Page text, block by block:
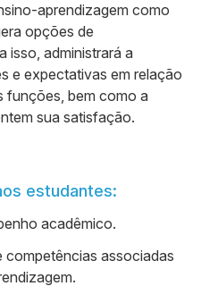
aprendizagem como
opções de
isso, administrará a
e expectativas em relação
funções, bem como a
sua satisfação.
estudantes:
acadêmico.
competências associadas